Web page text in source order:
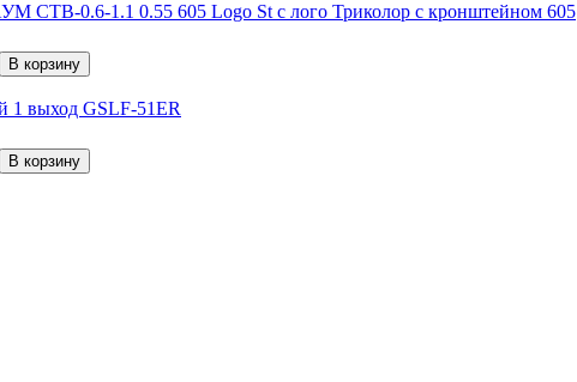
CTB-0.6-1.1 0.55 605 Logo St с лого Триколор с кронштейном 605
1 выход GSLF-51ER